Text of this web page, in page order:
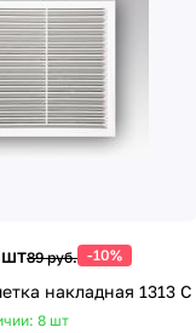
шт89 руб. -10%
накладная 1313 С
8 шт